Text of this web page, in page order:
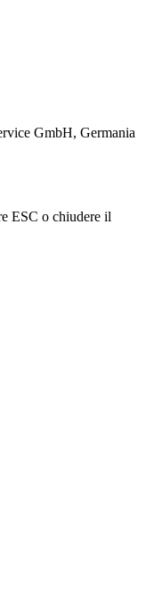
GmbH, Germania
ESC o chiudere il